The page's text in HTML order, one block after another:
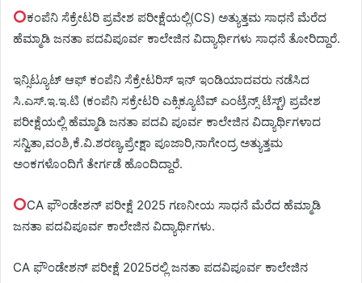
ಕಂಪೆನಿ ಸೆಕ್ರೇಟರಿ ಪ್ರವೇಶ ಪರೀಕ್ಷೆಯಲ್ಲಿ(CS) ಅತ್ಯುತ್ತಮ ಸಾಧನೆ ಮೆರೆದ
ಹೆಮ್ಮಾಡಿ ಜನತಾ ಪದವಿಪೂರ್ವ ಕಾಲೇಜಿನ ವಿದ್ಯಾರ್ಥಿಗಳು ಸಾಧನೆ ತೋರಿದ್ದಾರೆ.
ಇನ್ಸಿಟ್ಯೂಟ್ ಆಫ್ ಕಂಪೆನಿ ಸೆಕ್ರೇಟರಿಸ್ ಇನ್ ಇಂಡಿಯಾದವರು ನಡೆಸಿದ
ಸಿ.ಎಸ್.ಇ.ಇ.ಟಿ (ಕಂಪೆನಿ ಸಕ್ರೇಟರಿ ಎಕ್ಸಿಕ್ಯೂಟಿವ್ ಎಂಟ್ರೆನ್ಸ್ ಟೆಸ್ಟ್) ಪ್ರವೇಶ
ಪರೀಕ್ಷೆಯಲ್ಲಿ ಹೆಮ್ಮಾಡಿ ಜನತಾ ಪದವಿ ಪೂರ್ವ ಕಾಲೇಜಿನ ವಿದ್ಯಾರ್ಥಿಗಳಾದ
ಸನ್ವಿತಾ,ವಂಶಿ,ಕೆ.ವಿ.ಶರಣ್ಯ,ಪ್ರೇಕ್ಷಾ ಪೂಜಾರಿ,ನಾಗೇಂದ್ರ ಅತ್ಯುತ್ತಮ
ಅಂಕಗಳೊಂದಿಗೆ ತೇರ್ಗಡೆ ಹೊಂದಿದ್ದಾರೆ.
CA ಫೌಂಡೇಶನ್ ಪರೀಕ್ಷೆ 2025 ಗಣನೀಯ ಸಾಧನೆ ಮೆರೆದ ಹೆಮ್ಮಾಡಿ
ಜನತಾ ಪದವಿಪೂರ್ವ ಕಾಲೇಜಿನ ವಿದ್ಯಾರ್ಥಿಗಳು.
CA ಫೌಂಡೇಶನ್ ಪರೀಕ್ಷೆ 2025ರಲ್ಲಿ ಜನತಾ ಪದವಿಪೂರ್ವ ಕಾಲೇಜಿನ